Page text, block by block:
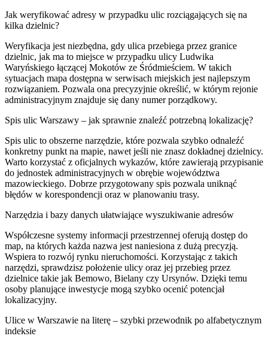
Jak weryfikować adresy w przypadku ulic rozciągających się na
kilka dzielnic?
Weryfikacja jest niezbędna, gdy ulica przebiega przez granice
dzielnic, jak ma to miejsce w przypadku ulicy Ludwika
Waryńskiego łączącej Mokotów ze Śródmieściem. W takich
sytuacjach mapa dostępna w serwisach miejskich jest najlepszym
rozwiązaniem. Pozwala ona precyzyjnie określić, w którym rejonie
administracyjnym znajduje się dany numer porządkowy.
Spis ulic Warszawy – jak sprawnie znaleźć potrzebną lokalizację?
Spis ulic to obszerne narzędzie, które pozwala szybko odnaleźć
konkretny punkt na mapie, nawet jeśli nie znasz dokładnej dzielnicy.
Warto korzystać z oficjalnych wykazów, które zawierają przypisanie
do jednostek administracyjnych w obrębie województwa
mazowieckiego. Dobrze przygotowany spis pozwala uniknąć
błędów w korespondencji oraz w planowaniu trasy.
Narzędzia i bazy danych ułatwiające wyszukiwanie adresów
Współczesne systemy informacji przestrzennej oferują dostęp do
map, na których każda nazwa jest naniesiona z dużą precyzją.
Wspiera to rozwój rynku nieruchomości. Korzystając z takich
narzędzi, sprawdzisz położenie ulicy oraz jej przebieg przez
dzielnice takie jak Bemowo, Bielany czy Ursynów. Dzięki temu
osoby planujące inwestycje mogą szybko ocenić potencjał
lokalizacyjny.
Ulice w Warszawie na literę – szybki przewodnik po alfabetycznym
indeksie